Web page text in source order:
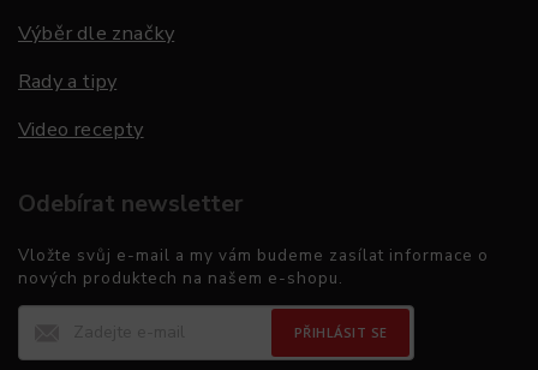
Výběr dle značky
Rady a tipy
Video recepty
Odebírat newsletter
Vložte svůj e-mail a my vám budeme zasílat informace o
nových produktech na našem e-shopu.
PŘIHLÁSIT SE